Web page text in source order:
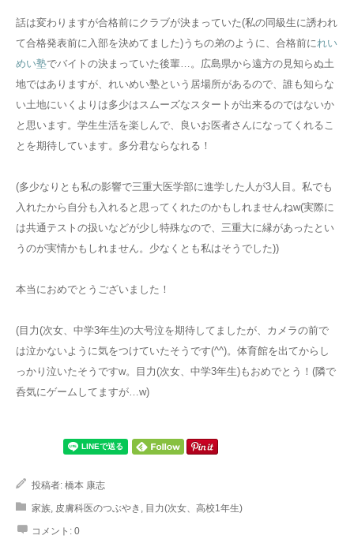
話は変わりますが合格前にクラブが決まっていた(私の同級生に誘われ
て合格発表前に入部を決めてました)うちの弟のように、合格前に れい
めい塾でバイトの決まっていた後輩…。広島県から遠方の見知らぬ土
地ではありますが、れいめい塾という居場所があるので、誰も知らな
い土地にいくよりは多少はスムーズなスタートが出来るのではないか
と思います。学生生活を楽しんで、良いお医者さんになってくれるこ
とを期待しています。多分君ならなれる！
(多少なりとも私の影響で三重大医学部に進学した人が3人目。私でも
入れたから自分も入れると思ってくれたのかもしれませんねw(実際に
は共通テストの扱いなどが少し特殊なので、三重大に縁があったとい
うのが実情かもしれません。少なくとも私はそうでした))
本当におめでとうございました！
(目力(次女、中学3年生)の大号泣を期待してましたが、カメラの前で
は泣かないように気をつけていたそうです(^^)。体育館を出てからし
っかり泣いたそうですw。目力(次女、中学3年生)もおめでとう！(隣で
呑気にゲームしてますが…w)
投稿者: 橋本 康志
家族 皮膚科医のつぶやき 目力(次女、高校1年生)
コメント: 0